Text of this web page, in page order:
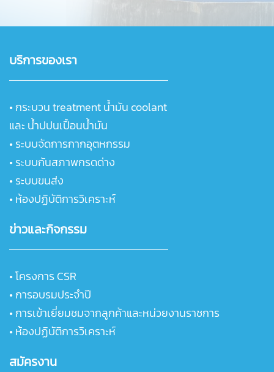
บริการของเรา
• กระบวน treatment น้ำมัน coolant
และ น้ำปปนเปื้อนน้ำมัน
• ระบบจัดการกากอุตหกรรม
• ระบบกันสภาพกรดด่าง
• ระบบขนส่ง
• ห้องปฏิบัติการวิเคราะห์
ข่าวและกิจกรรม
•โครงการ CSR
• การอบรมประจำปี
• การเข้าเยี่ยมชมจากลูกค้าและหน่วยงานราชการ
• ห้องปฏิบัติการวิเคราะห์
สมัครงาน